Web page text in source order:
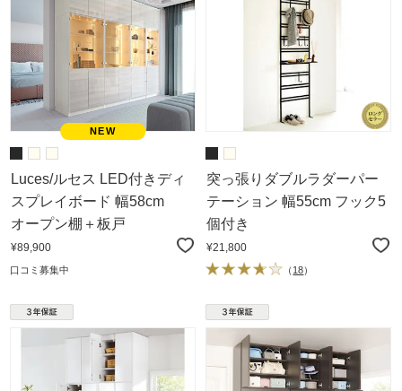
Luces/ルセス LED付きディ
スプレイボード 幅58cm
オープン棚＋板戸
¥89,900
口コミ募集中
突っ張りダブルラダーパー
テーション 幅55cm フック5
個付き
¥21,800
（ 18）